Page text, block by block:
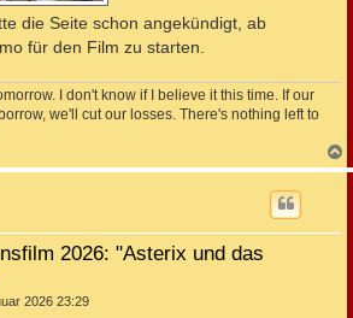
die Seite schon angekündigt, ab
für den Film zu starten.
I don't know if I believe it this time. If our
we'll cut our losses. There's nothing left to
a
2026: "Asterix und das
2026 23:29